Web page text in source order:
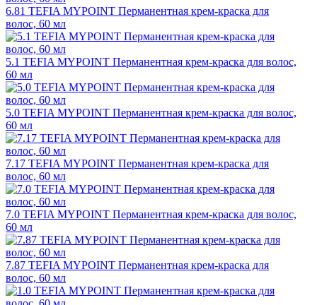
6.81 TEFIA MYPOINT Перманентная крем-краска для
волос, 60 мл
5.1 TEFIA MYPOINT Перманентная крем-краска для волос,
60 мл
5.0 TEFIA MYPOINT Перманентная крем-краска для волос,
60 мл
7.17 TEFIA MYPOINT Перманентная крем-краска для
волос, 60 мл
7.0 TEFIA MYPOINT Перманентная крем-краска для волос,
60 мл
7.87 TEFIA MYPOINT Перманентная крем-краска для
волос, 60 мл